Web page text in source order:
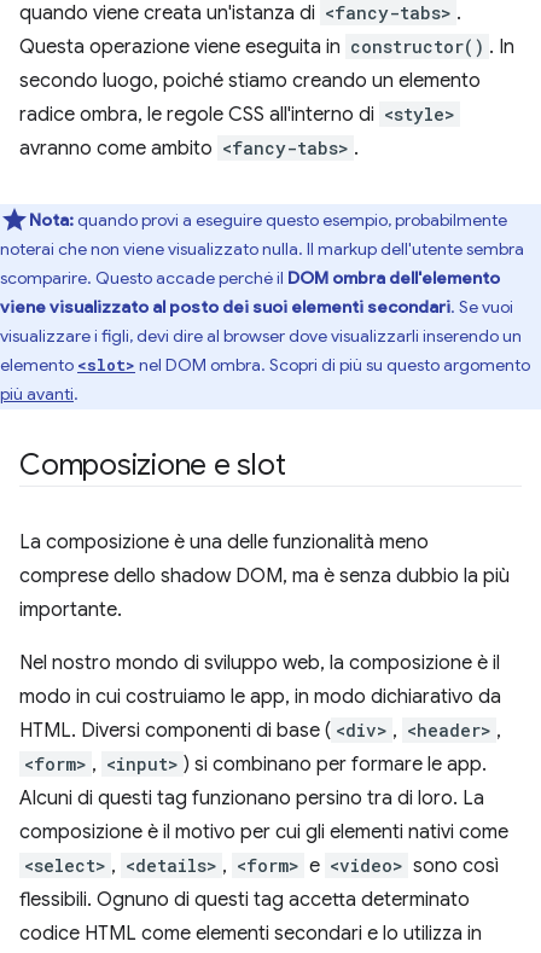
quando viene creata un'istanza di <fancy-tabs> .
Questa operazione viene eseguita in constructor() . In
secondo luogo, poiché stiamo creando un elemento
radice ombra, le regole CSS all'interno di <style>
avranno come ambito <fancy-tabs> .
Nota:quando provi a eseguire questo esempio, probabilmente
noterai che non viene visualizzato nulla. Il markup dell'utente sembra
scomparire. Questo accade perché il DOM ombra dell'elemento
viene visualizzato al posto dei suoi elementi secondari. Se vuoi
visualizzare i figli, devi dire al browser dove visualizzarli inserendo un
elemento <slot> nel DOM ombra. Scopri di più su questo argomento
più avanti.
Composizione e slot
La composizione è una delle funzionalità meno
comprese dello shadow DOM, ma è senza dubbio la più
importante.
Nel nostro mondo di sviluppo web, la composizione è il
modo in cui costruiamo le app, in modo dichiarativo da
HTML. Diversi componenti di base ( <div> , <header> ,
<form> , <input> ) si combinano per formare le app.
Alcuni di questi tag funzionano persino tra di loro. La
composizione è il motivo per cui gli elementi nativi come
<select> , <details> , <form> e <video> sono così
flessibili. Ognuno di questi tag accetta determinato
codice HTML come elementi secondari e lo utilizza in